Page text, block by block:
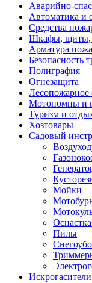
Аварийно-
Автоматика и
Средства
Шкафы, щиты,
Арматура
Безопасность
Полиграфия
Огнезащита
Лесопожарное
Мотопомпы и
Туризм и
Хозтовары
Садовый
Мойки
Пилы